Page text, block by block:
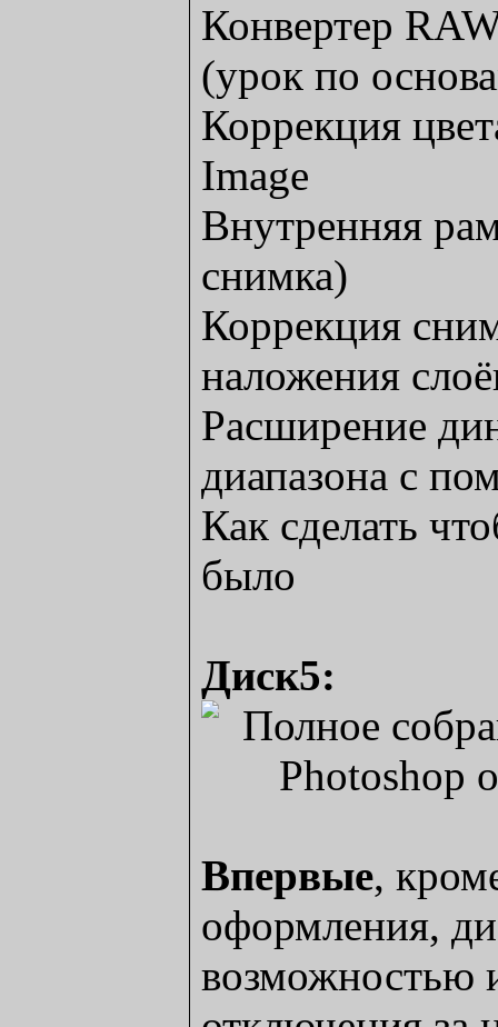
Конвертер
(урок по
Коррекция
Image
Внутренняя
снимка)
Коррекция
наложения
Расширение
диапазона с
Как сделать
было
Диск5:
Впервые,
оформления,
возможностью